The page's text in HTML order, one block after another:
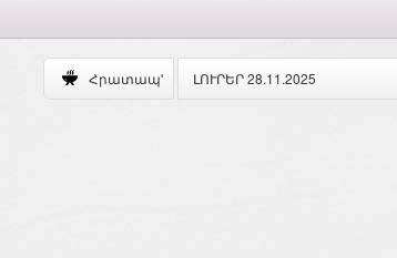
Հրատապ' ԼՈՒՐԵՐ 28.11.2025